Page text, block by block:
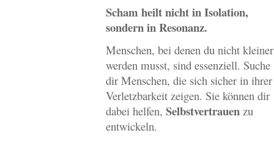
Scham heilt nicht in Isolation,
sondern in Resonanz.
Menschen, bei denen du nicht kleiner
werden musst, sind essenziell. Suche
dir Menschen, die sich sicher in ihrer
Verletzbarkeit zeigen. Sie können dir
dabei helfen, Selbstvertrauenzu
entwickeln.